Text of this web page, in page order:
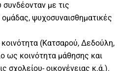
με τις
ομάδας, ψυχοσυναισθηματικές
(Κατσαρού, Δεδούλη,
ως κοινότητα μάθησης και
σχολείου- οικογένειας κ.ά.).